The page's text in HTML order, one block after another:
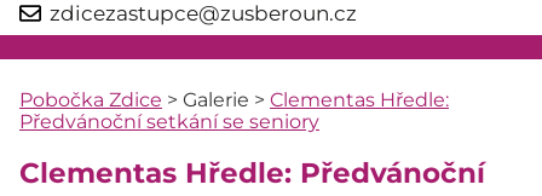
zdicezastupce@zusberoun.cz
Pobočka Zdice > Galerie > Clementas Hředle:
Předvánoční setkání se seniory
Clementas Hředle: Předvánoční